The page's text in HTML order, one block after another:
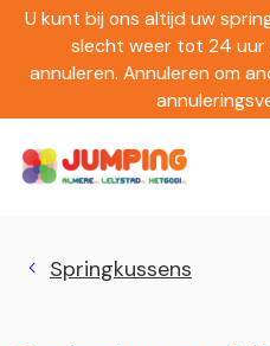
U kunt bij ons altijd uw
slecht weer tot 24 uur
annuleren. Annuleren om
Springkussens